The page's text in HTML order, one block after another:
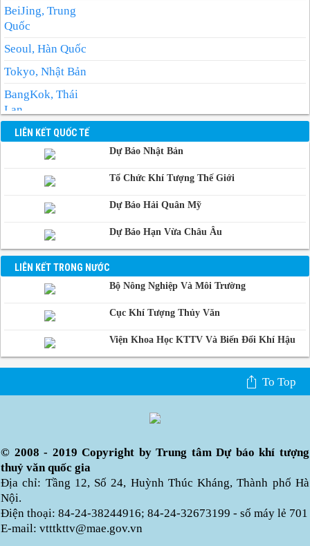
BeiJing, Trung
Quốc
Seoul, Hàn Quốc
Tokyo, Nhật Bản
BangKok, Thái
Lan
Manila, Philippin
Phnom-Penh,
LIÊN KẾT QUỐC TẾ
Dự Báo Nhật Bản
Tổ Chức Khí Tượng Thế Giới
Dự Báo Hải Quân Mỹ
Dự Báo Hạn Vừa Châu Âu
LIÊN KẾT TRONG NƯỚC
Bộ Nông Nghiệp Và Môi Trường
Cục Khí Tượng Thủy Văn
Viện Khoa Học KTTV Và Biến Đổi Khí Hậu
To Top
© 2008 - 2019 Copyright by Trung tâm Dự báo khí tượng
thuỷ văn quốc gia
Địa chỉ: Tầng 12, Số 24, Huỳnh Thúc Kháng, Thành phố Hà
Nội.
Điện thoại: 84-24-38244916; 84-24-32673199 - số máy lẻ 701
E-mail: vtttkttv@mae.gov.vn